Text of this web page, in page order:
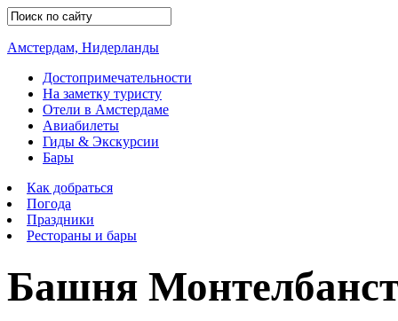
Амстердам, Нидерланды
Достопримечательности
На заметку туристу
Отели в Амстердаме
Авиабилеты
Гиды & Экскурсии
Бары
Как добраться
Погода
Праздники
Рестораны и бары
Башня